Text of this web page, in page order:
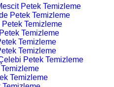
Petek Temizleme
Petek Temizleme
Temizleme
Temizleme
Temizleme
Temizleme
Petek Temizleme
Temizleme
Temizleme